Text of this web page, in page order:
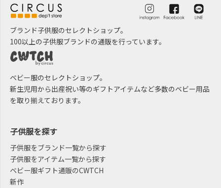
ブランド子供服のセレクトショップ。
100以上の子供服ブランドの通販を行っています。
ベビー服のセレクトショップ。
新生児用から出産祝い等のギフトアイテムなど多数のベビー用品
を取り揃えております。
子供服を探す
子供服をブランド一覧から探す
子供服をアイテム一覧から探す
ベビー服ギフト通販のCWTCH
新作